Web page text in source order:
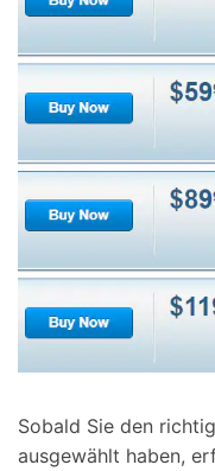
Sobald Sie den
ausgewählt haben,